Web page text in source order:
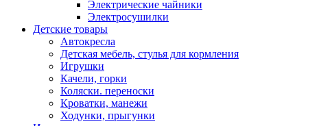
Электрические чайники
Электросушилки
Детские товары
Автокресла
Детская мебель, стулья для кормления
Игрушки
Качели, горки
Коляски. переноски
Кроватки, манежи
Ходунки, прыгунки